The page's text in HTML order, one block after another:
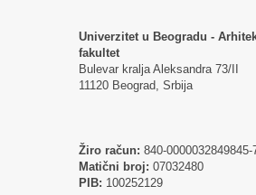
Univerzitet u Beogradu -
fakultet
Bulevar kralja Aleksandra 73/II
11120 Beograd, Srbija
Žiro račun: 840-0000032849845-
Matični broj: 07032480
PIB: 100252129